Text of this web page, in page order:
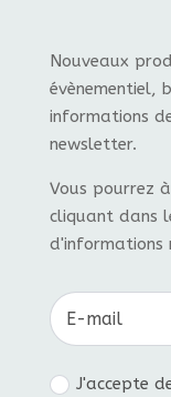
Nouveaux
évènementiel,
informations
newsletter.
Vous pourrez
cliquant dans
d'informations
J'accepte